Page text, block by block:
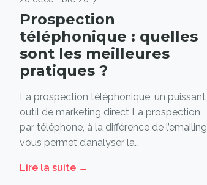
Prospection
téléphonique : quelles
sont les meilleures
pratiques ?
La prospection téléphonique, un puissant
outil de marketing direct La prospection
par téléphone, à la différence de l’emailing,
vous permet d’analyser la…
Lire la suite →